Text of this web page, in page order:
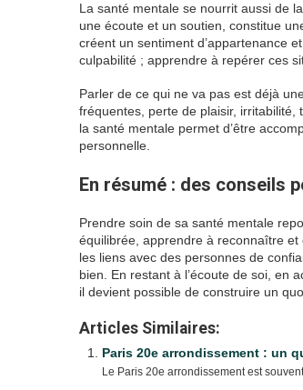
La santé mentale se nourrit aussi de
une écoute et un soutien, constitue
créent un sentiment d’appartenance
culpabilité ; apprendre à repérer ces
Parler de ce qui ne va pas est déjà
fréquentes, perte de plaisir,
la santé mentale permet d’être
personnelle.
En résumé : des conseils
Prendre soin de sa santé mentale
équilibrée, apprendre à reconnaître
les liens avec des personnes de
bien. En restant à l’écoute de soi, en
il devient possible de construire un
Articles Similaires:
Paris 20e arrondissement : un
Le Paris 20e arrondissement est